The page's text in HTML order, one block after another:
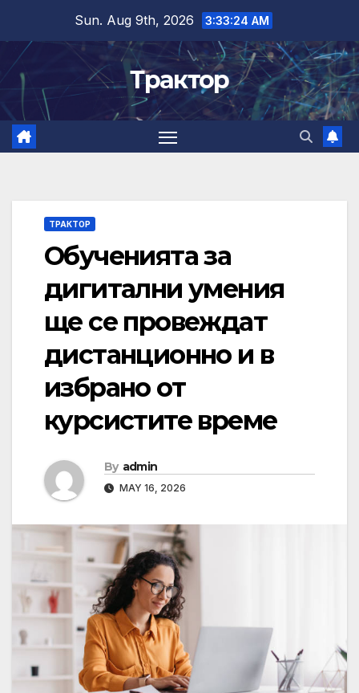
content
Sun. Aug 9th, 2026 3:33:25 AM
Трактор
ТРАКТОР
Обученията за
дигитални умения
ще се провеждат
дистанционно и в
избрано от
курсистите време
By admin
MAY 16, 2026